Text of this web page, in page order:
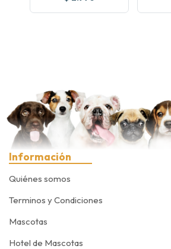
Información
Quiénes somos
Terminos y Condiciones
Mascotas
Hotel de Mascotas